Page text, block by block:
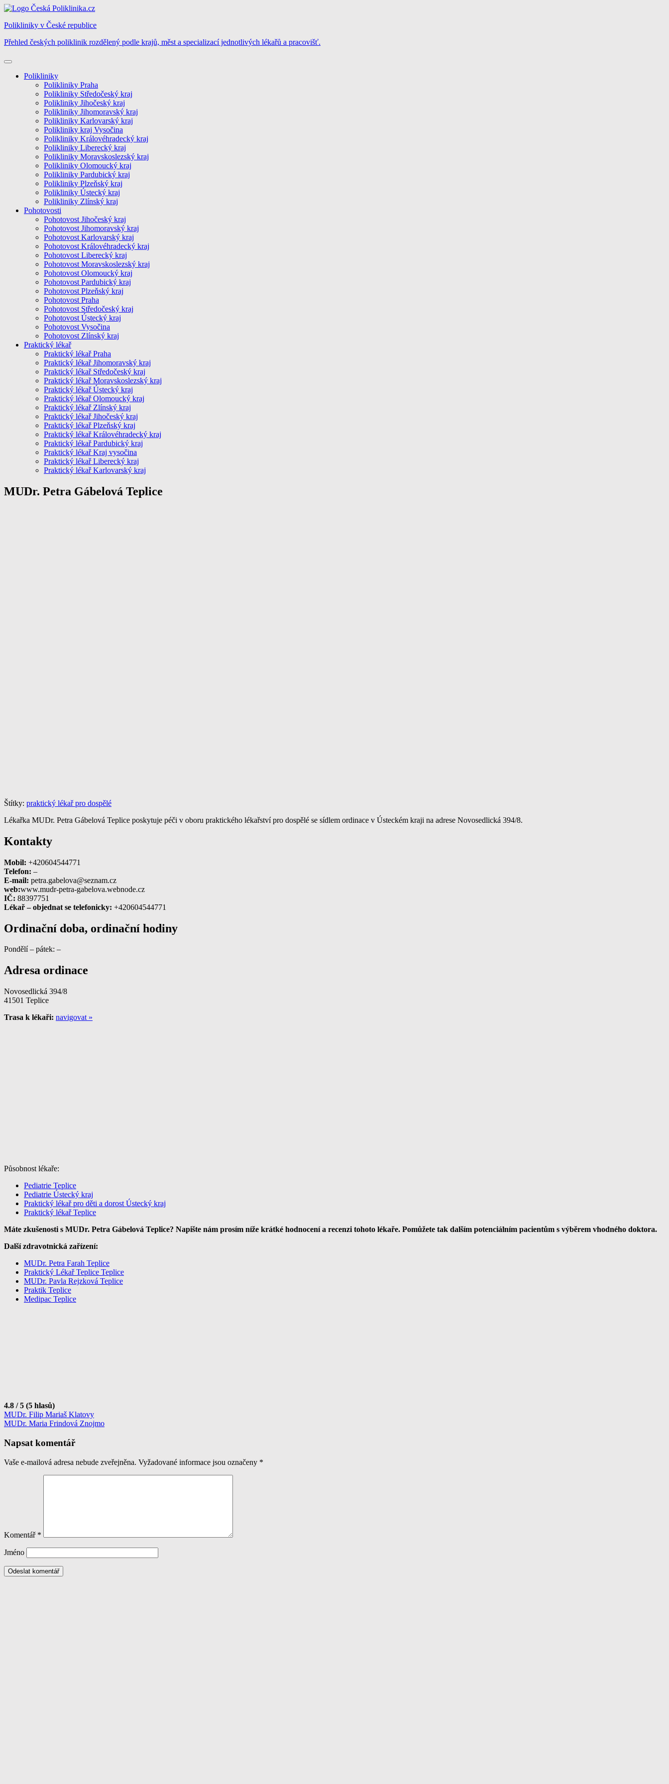
Skip
content
Polikliniky v České republice
Přehled českých poliklinik rozdělený podle krajů, měst a specializací jednotlivých lékařů a pracovišť.
Polikliniky
Polikliniky Praha
Polikliniky Středočeský kraj
Polikliniky Jihočeský kraj
Polikliniky Jihomoravský kraj
Polikliniky Karlovarský kraj
Polikliniky kraj Vysočina
Polikliniky Královéhradecký kraj
Polikliniky Liberecký kraj
Polikliniky Moravskoslezský kraj
Polikliniky Olomoucký kraj
Polikliniky Pardubický kraj
Polikliniky Plzeňský kraj
Polikliniky Ústecký kraj
Polikliniky Zlínský kraj
Pohotovosti
Pohotovost Jihočeský kraj
Pohotovost Jihomoravský kraj
Pohotovost Karlovarský kraj
Pohotovost Královéhradecký kraj
Pohotovost Liberecký kraj
Pohotovost Moravskoslezský kraj
Pohotovost Olomoucký kraj
Pohotovost Pardubický kraj
Pohotovost Plzeňský kraj
Pohotovost Praha
Pohotovost Středočeský kraj
Pohotovost Ústecký kraj
Pohotovost Vysočina
Pohotovost Zlínský kraj
Praktický lékař
Praktický lékař Praha
Praktický lékař Jihomoravský kraj
Praktický lékař Středočeský kraj
Praktický lékař Moravskoslezský kraj
Praktický lékař Ústecký kraj
Praktický lékař Olomoucký kraj
Praktický lékař Zlínský kraj
Praktický lékař Jihočeský kraj
Praktický lékař Plzeňský kraj
Praktický lékař Královéhradecký kraj
Praktický lékař Pardubický kraj
Praktický lékař Kraj vysočina
Praktický lékař Liberecký kraj
Praktický lékař Karlovarský kraj
MUDr. Petra Gábelová Teplice
Štítky: praktický lékař pro dospělé
Lékařka MUDr. Petra Gábelová Teplice poskytuje péči v oboru praktického lékařství pro dospělé se sídlem ordinace v Ústeckém kraji na adrese Novosedlická 394/8.
Kontakty
Mobil: +420604544771
Telefon: –
E-mail: petra.gabelova@seznam.cz
web:www.mudr-petra-gabelova.webnode.cz
IČ: 88397751
Lékař – objednat se telefonicky: +420604544771
Ordinační doba, ordinační hodiny
Pondělí – pátek: –
Adresa ordinace
Novosedlická 394/8
41501 Teplice
Trasa k lékaři: navigovat »
Působnost lékaře:
Pediatrie Teplice
Pediatrie Ústecký kraj
Praktický lékař pro děti a dorost Ústecký kraj
Praktický lékař Teplice
Máte zkušenosti s MUDr. Petra Gábelová Teplice? Napište nám prosím níže krátké hodnocení a recenzi tohoto lékaře. Pomůžete tak dalším potenciálním pacientům s výběrem vhodného doktora.
Další zdravotnická zařízení:
MUDr. Petra Farah Teplice
Praktický Lékař Teplice Teplice
MUDr. Pavla Rejzková Teplice
Praktik Teplice
Medipac Teplice
4.8 / 5 (5 hlasů)
Navigace
pro
příspěvek
MUDr. Filip Mariaš Klatovy
MUDr. Maria Frindová Znojmo
Napsat komentář
Vaše e-mailová adresa nebude zveřejněna. Vyžadované informace jsou označeny *
Komentář *
Jméno